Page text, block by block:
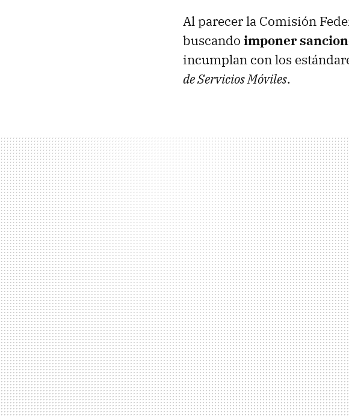
Al parecer la Comisión
buscando imponer
incumplan con los
de Servicios Móviles.